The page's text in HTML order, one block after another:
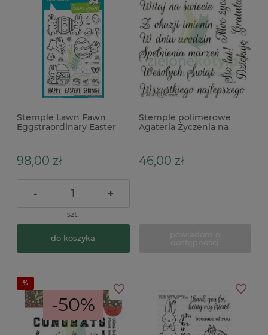
Stemple Lawn Fawn
Eggstraordinary Easter
98,00 zł
- +
szt.
do koszyka
Stemple polimerowe
Agateria Życzenia na
46,00 zł
-50%